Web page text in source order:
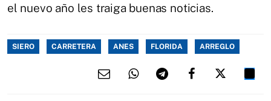
el nuevo año les traiga buenas noticias.
SIERO CARRETERA ANES FLORIDA ARREGLO